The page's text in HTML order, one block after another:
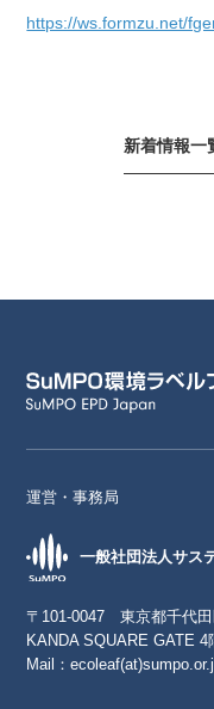
https://ws.formzu.net/
新着情報一
運営・事務局
一般社団法人サス
〒101-0047 東京都千代
KANDA SQUARE GATE 4
Mail：